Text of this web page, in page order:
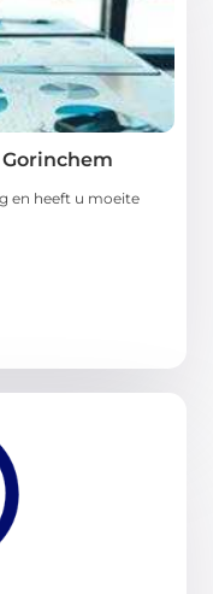
en heeft u moeite